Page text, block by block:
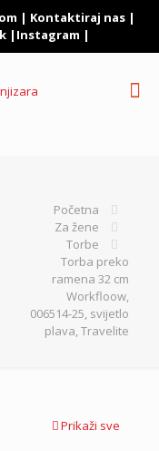
| Kontaktiraj nas |
| Instagram |
Početna
Za žene
Torbe
Torba preko
ramena 32 cm
Workfloow,
006514-25, svijetlo
plava, Travelite
Prikaži sve